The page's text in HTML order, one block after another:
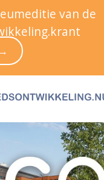
van de